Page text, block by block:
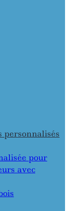
personnalisés
pour
avec